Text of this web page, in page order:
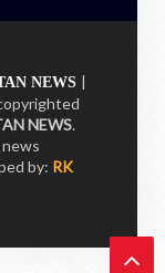
NEWS |
NEWS.
by: RK